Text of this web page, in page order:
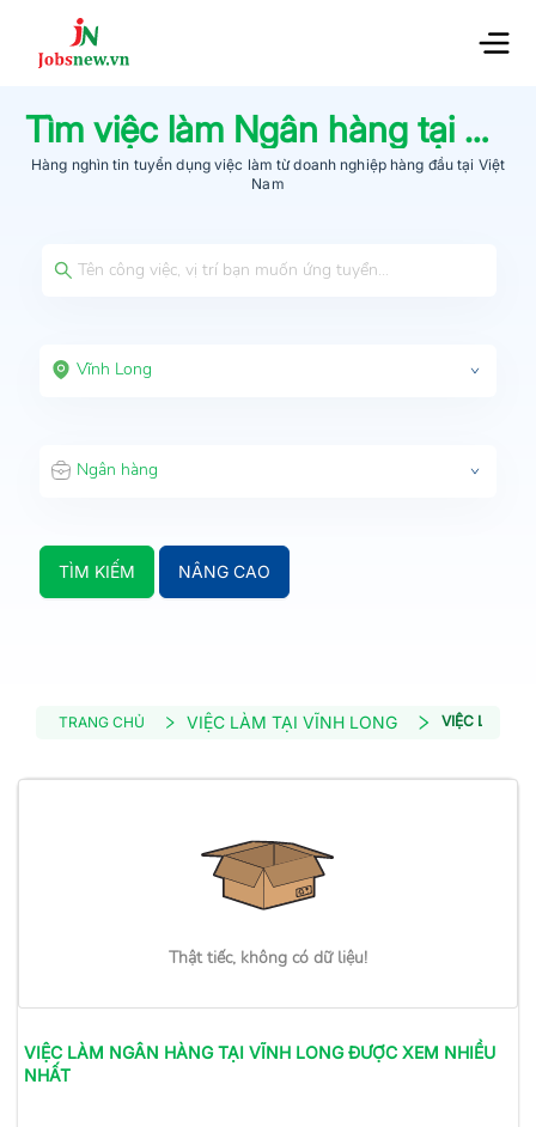
Tìm việc làm Ngân hàng tại
Hàng nghìn tin tuyển dụng việc làm từdoanh nghiệp hàng đầu tại Việt
Nam
Vĩnh Long
Ngân hàng
TÌM KIẾM NÂNG CAO
TRANG CHỦ VIỆC LÀM TẠI VĨNH LONG VIỆC LÀM
Thật tiếc, không có dữ liệu!
VIỆC LÀM NGÂN HÀNGTẠI VĨNH LONGĐƯỢC XEM NHIỀU
NHẤT